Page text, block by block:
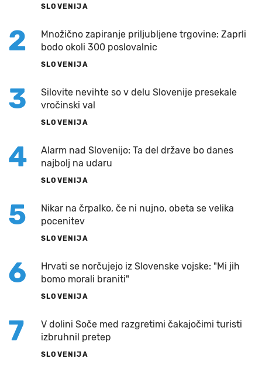
SLOVENIJA
2
Množično zapiranje priljubljene trgovine: Zaprli
bodo okoli 300 poslovalnic
SLOVENIJA
3
Silovite nevihte so v delu Slovenije presekale
vročinski val
SLOVENIJA
4
Alarm nad Slovenijo: Ta del države bo danes
najbolj na udaru
SLOVENIJA
5
Nikar na črpalko, če ni nujno, obeta se velika
pocenitev
SLOVENIJA
6
Hrvati se norčujejo iz Slovenske vojske: "Mi jih
bomo morali braniti"
SLOVENIJA
7
V dolini Soče med razgretimi čakajočimi turisti
izbruhnil pretep
SLOVENIJA